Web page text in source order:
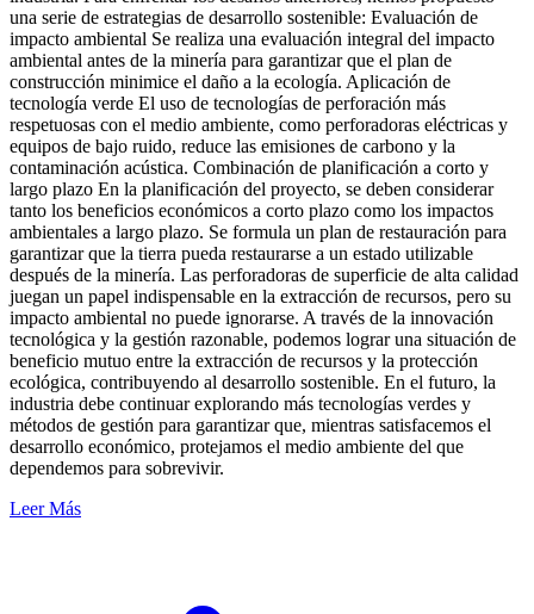
una serie de estrategias de desarrollo sostenible: Evaluación de
impacto ambiental Se realiza una evaluación integral del impacto
ambiental antes de la minería para garantizar que el plan de
construcción minimice el daño a la ecología. Aplicación de
tecnología verde El uso de tecnologías de perforación más
respetuosas con el medio ambiente, como perforadoras eléctricas y
equipos de bajo ruido, reduce las emisiones de carbono y la
contaminación acústica. Combinación de planificación a corto y
largo plazo En la planificación del proyecto, se deben considerar
tanto los beneficios económicos a corto plazo como los impactos
ambientales a largo plazo. Se formula un plan de restauración para
garantizar que la tierra pueda restaurarse a un estado utilizable
después de la minería. Las perforadoras de superficie de alta calidad
juegan un papel indispensable en la extracción de recursos, pero su
impacto ambiental no puede ignorarse. A través de la innovación
tecnológica y la gestión razonable, podemos lograr una situación de
beneficio mutuo entre la extracción de recursos y la protección
ecológica, contribuyendo al desarrollo sostenible. En el futuro, la
industria debe continuar explorando más tecnologías verdes y
métodos de gestión para garantizar que, mientras satisfacemos el
desarrollo económico, protejamos el medio ambiente del que
dependemos para sobrevivir.
Leer Más